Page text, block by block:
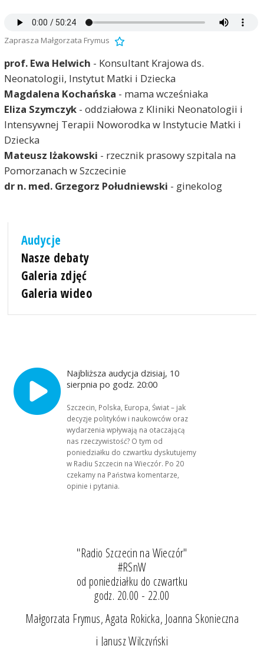
Zaprasza Małgorzata Frymus
prof. Ewa Helwich - Konsultant Krajowa ds.
Neonatologii, Instytut Matki i Dziecka
Magdalena Kochańska - mama wcześniaka
Eliza Szymczyk- oddziałowa z Kliniki Neonatologii i
Intensywnej Terapii Noworodka w Instytucie Matki i
Dziecka
Mateusz Iżakowski - rzecznik prasowy szpitala na
Pomorzanach w Szczecinie
dr n. med. Grzegorz Południewski - ginekolog
Audycje
Nasze debaty
Galeria zdjęć
Galeria wideo
Najbliższa audycja dzisiaj, 10
sierpnia po godz. 20:00
Szczecin, Polska, Europa, Świat – jak
decyzje polityków i naukowców oraz
wydarzenia wpływają na otaczającą
nas rzeczywistość? O tym od
poniedziałku do czwartku dyskutujemy
w Radiu Szczecin na Wieczór. Po 20
czekamy na Państwa komentarze,
opinie i pytania.
"Radio Szczecin na Wieczór"
#RSnW
od poniedziałku do czwartku
godz. 20.00 - 22.00
Małgorzata Frymus, Agata Rokicka, Joanna Skonieczna
i Janusz Wilczyński